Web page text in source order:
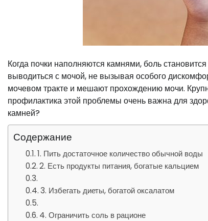
Когда почки наполняются камнями, боль
выводиться с мочой, не вызывая особого
мочевом тракте и мешают прохождению мочи.
профилактика этой проблемы очень важна для
камней?
Содержание
1. Пить достаточное количество обычной воды
2. Есть продукты питания, богатые кальцием
3. Избегать диеты, богатой оксалатом
4. Ограничить соль в рационе